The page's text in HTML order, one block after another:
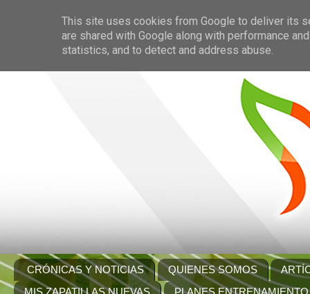
CRÓNICAS Y NOTICIAS QUIENES SOMOS
This site uses cookies from Google to deliver its
are shared with Google along with performance
statistics, and to detect and address abuse.